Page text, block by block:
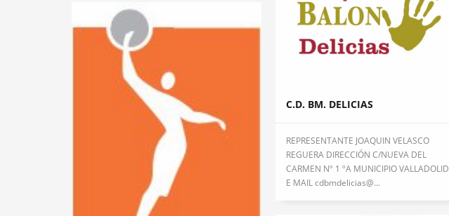
C.D. BM. DELICIAS
REPRESENTANTE JOAQUIN VELASCO
REGUERA DIRECCIÓN C/NUEVA DEL
CARMEN Nº 1 ºA MUNICIPIO VALLADOLID
E MAIL cdbmdelicias@...